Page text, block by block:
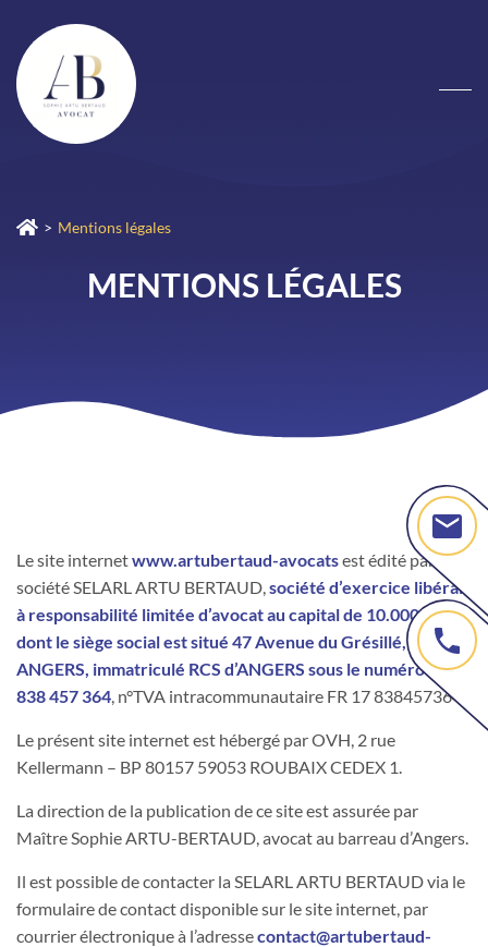
Mentions légales
MENTIONS LÉGALES
Le site internetwww.artubertaud-avocatsest édité par la
société SELARL ARTU BERTAUD,société d’exercice libéral
à responsabilité limitée d’avocat au capital de 10.000 €,
dont le siège social est situé 47 Avenue du Grésillé, 49000
ANGERS, immatriculé RCS d’ANGERS sous le numéro
838 457 364, n°TVA intracommunautaire FR 17 838457364.
Le présent site internet est hébergé par OVH, 2 rue
Kellermann – BP 80157 59053 ROUBAIX CEDEX 1.
La direction de la publication de ce site est assurée par
Maître Sophie ARTU-BERTAUD, avocat au barreau d’Angers.
Il est possible de contacter la SELARL ARTU BERTAUD via le
formulaire de contact disponible sur le site internet, par
courrier électronique à l’adressecontact@artubertaud-